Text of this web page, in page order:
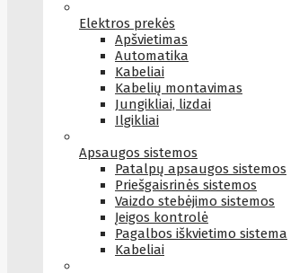
Elektros prekės
Apšvietimas
Automatika
Kabeliai
Kabelių montavimas
Jungikliai, lizdai
Ilgikliai
Apsaugos sistemos
Patalpų apsaugos sistemos
Priešgaisrinės sistemos
Vaizdo stebėjimo sistemos
Įeigos kontrolė
Pagalbos iškvietimo sistema
Kabeliai